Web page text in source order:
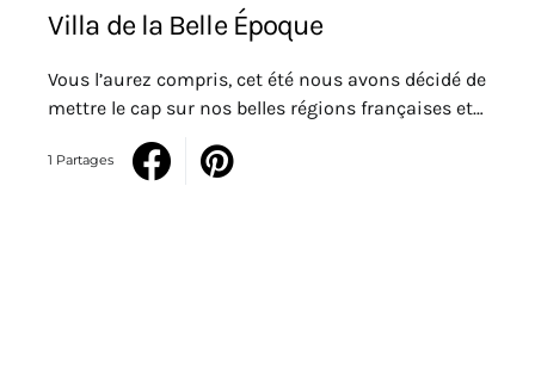
Villa de la Belle Époque
Vous l’aurez compris, cet été nous avons décidé de
mettre le cap sur nos belles régions françaises et…
1 Partages